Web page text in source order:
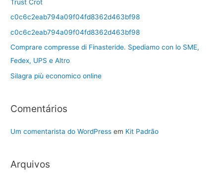
Trust Crot
c0c6c2eab794a09f04fd8362d463bf98
c0c6c2eab794a09f04fd8362d463bf98
Comprare compresse di Finasteride. Spediamo con lo SME,
Fedex, UPS e Altro
Silagra più economico online
Comentários
Um comentarista do WordPress em Kit Padrão
Arquivos